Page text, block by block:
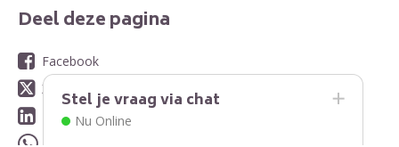
Deel deze pagina
Facebook
X
LinkedIn
Stel je vraag via chat
Nu Online